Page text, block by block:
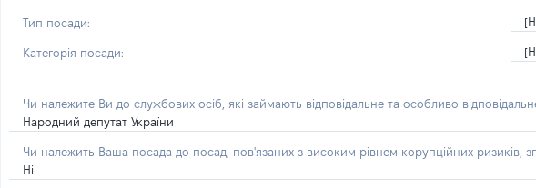
Тип посади:
Категорія посади:
Чи належите Ви до службових осіб, які займають відповідальне та особливо
Народний депутат України
Чи належить Ваша посада до посад, пов'язаних з високим рівнем корупційних ризиків,
Ні